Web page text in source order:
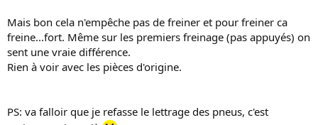
Mais bon cela n'empêche pas de freiner et pour freiner ca
freine...fort. Même sur les premiers freinage (pas appuyés) on
sent une vraie différence.
Rien à voir avec les pièces d'origine.
PS: va falloir que je refasse le lettrage des pneus, c'est